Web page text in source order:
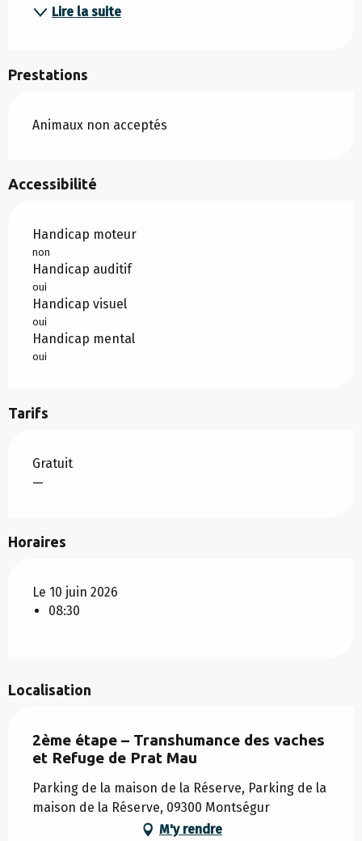
Lire la suite
Prestations
Animaux non acceptés
Accessibilité
Handicap moteur
non
Handicap auditif
oui
Handicap visuel
oui
Handicap mental
oui
Tarifs
Gratuit
—
Horaires
Le 10 juin 2026
08:30
Localisation
2ème étape – Transhumance des vaches
et Refuge de Prat Mau
Parking de la maison de la Réserve, Parking de la
maison de la Réserve, 09300 Montségur
M'y rendre